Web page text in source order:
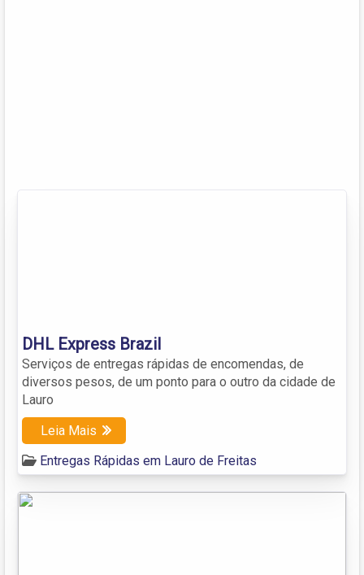
DHL Express Brazil
Serviços de entregas rápidas de encomendas, de
diversos pesos, de um ponto para o outro da cidade de
Lauro
Leia Mais
Entregas Rápidas em Lauro de Freitas